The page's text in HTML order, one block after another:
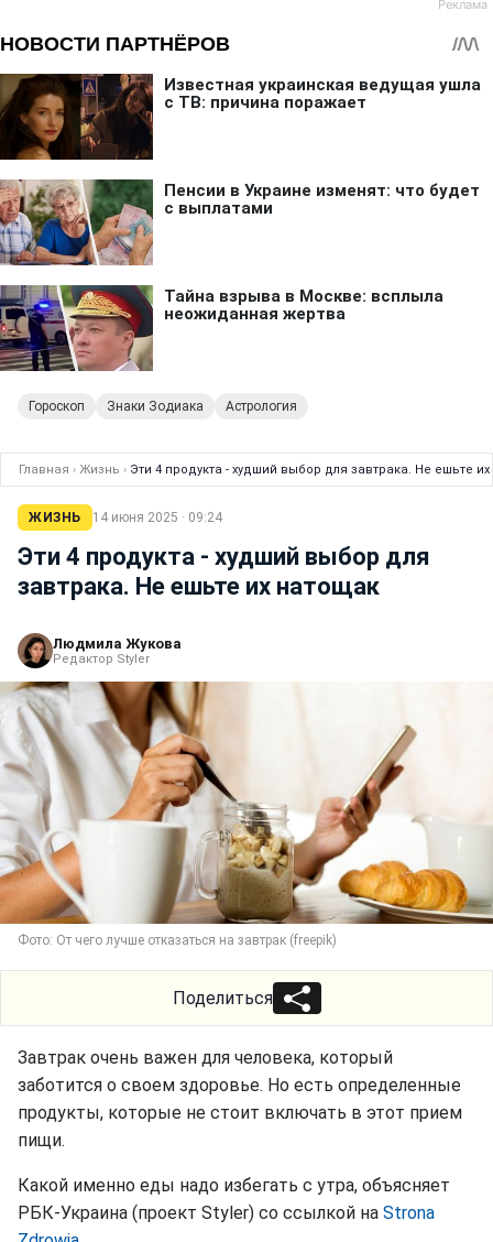
Гороскоп Знаки Зодиака Астрология
Главная › Жизнь › Эти 4 продукта - худший выбор для завтрака. Не ешьте
ЖИЗНЬ 14 июня 2025 · 09:24
Эти 4 продукта - худший выбор для
завтрака. Не ешьте их натощак
Людмила Жукова
Редактор Styler
Фото: От чего лучше отказаться на завтрак (freepik)
Поделиться
Завтрак очень важен для человека, который
заботится о своем здоровье. Но есть определенные
продукты, которые не стоит включать в этот прием
пищи.
Какой именно еды надо избегать с утра, объясняет
РБК-Украина (проект Styler) со ссылкой на Strona